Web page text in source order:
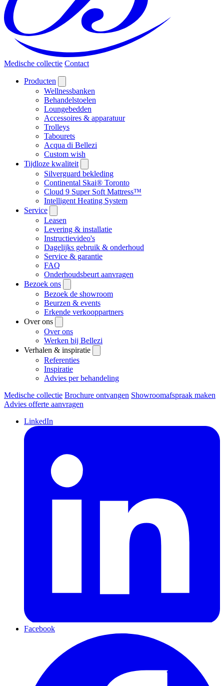
Medische collectie Contact
Producten
Wellnessbanken
Behandelstoelen
Loungebedden
Accessoires & apparatuur
Trolleys
Tabourets
Acqua di Bellezi
Custom wish
Tijdloze kwaliteit
Silverguard bekleding
Continental Skai® Toronto
Cloud 9 Super Soft Mattress™
Intelligent Heating System
Service
Leasen
Levering & installatie
Instructievideo's
Dagelijks gebruik & onderhoud
Service & garantie
FAQ
Onderhoudsbeurt aanvragen
Bezoek ons
Bezoek de showroom
Beurzen & events
Erkende verkooppartners
Over ons
Over ons
Werken bij Bellezi
Verhalen & inspiratie
Referenties
Inspiratie
Advies per behandeling
Medische collectie Brochure ontvangen Showroomafspraak maken
Advies offerte aanvragen
LinkedIn
Facebook